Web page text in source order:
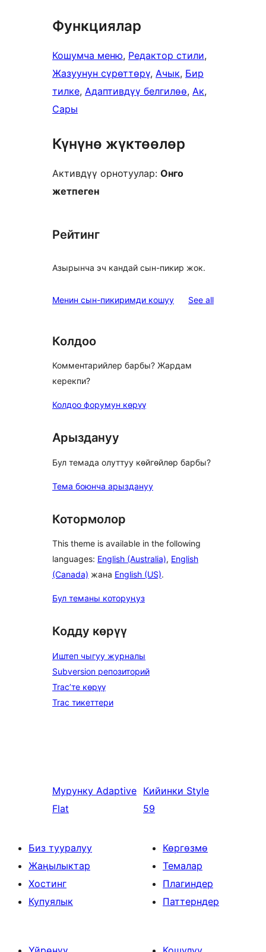
Функциялар
Кошумча меню, Редактор стили
Жазуунун сүрөттөрү, Ачык, Бир
тилке, Адаптивдүү белгилөө, Ак
Сары
Күнүнө жүктөөлөр
Активдүү орнотуулар: Онго
жетпеген
Рейтинг
Азырынча эч кандай сын-пикир жок.
Менин сын-пикиримди кошуу See allreviews
Колдоо
Комментарийлер барбы? Жардам
керекпи?
Колдоо форумун көрүү
Арыздануу
Бул темада олуттуу көйгөйлөр барбы?
Тема боюнча арыздануу
Котормолор
This theme is available in the following
languages: English (Australia), English
(Canada) жана English (US).
Бул теманы которуңуз
Кодду көрүү
Иштеп чыгуу журналы
Subversion репозиторий
Trac’те көрүү
Trac тикеттери
Мурунку Adaptive
Flat
Кийинки Style
59
Биз тууралуу
Жаңылыктар
Хостинг
Купуялык
Көргөзмө
Темалар
Плагиндер
Паттерндер